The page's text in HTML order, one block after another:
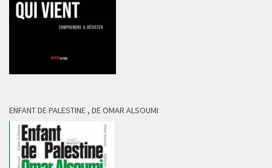
ENFANT DE PALESTINE , DE OMAR ALSOUMI